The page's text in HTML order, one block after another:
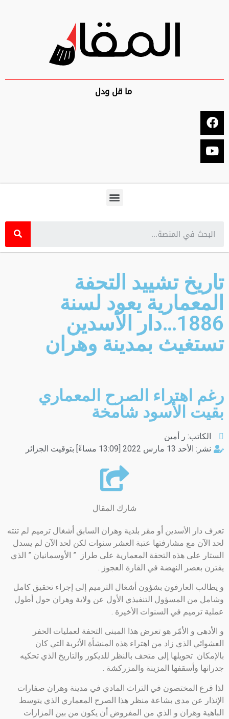
ما قل ودل
تاريخ تشييد التحفة
المعمارية يعود لسنة
1886…دار الأسدين
تستغيث بمدينة وهران
رغم اهتراء الصرح المعماري
بقيت الأسود شامخة
الكاتب: ر أمين
نشر: الأحد 13 مارس 2022 [13:09 مساءً] بتوقيت الجزائر
شارك المقال
تعرف دار الأسدين أو مقر بلدية وهران السابق أشغال ترميم لم تنته
لحد الآن مع مشارفتها عتبة العشر سنوات لكن لحد الآن لم يسدل
الستار على هذه التحفة المعمارية على طراز ” الأوسمانيان ” الذي
يقترن بعصر النهضة في القارة العجوز .
و يطالب العارفون بشؤون أشغال الترميم إلى إجراء تحقيق كامل
وشامل من المسؤول التنفيذي الأول عن ولاية وهران حول أطول
عملية ترميم في السنوات الأخيرة .
و الأدهى و الأمّر هو تعرض هذا المبنى التحفة لعمليات الحفر
العشوائي الذي زاد من اهتراء هذه المنشأة الأثرية التي كان
بالإمكان تحويلها إلى متحف بالنظر للديكور والتاريخ الذي تحكيه
جدرانها وأسقفها المزينة والمزركشة .
لذا قرع المختصون في التراث المادي في مدينة وهران صفارات
الإنذار عن مدى بشاعة منظر هذا الصرح المعماري الذي يتوسط
الباهية وهران و الذي من المفروض أن يكون من بين المزارات